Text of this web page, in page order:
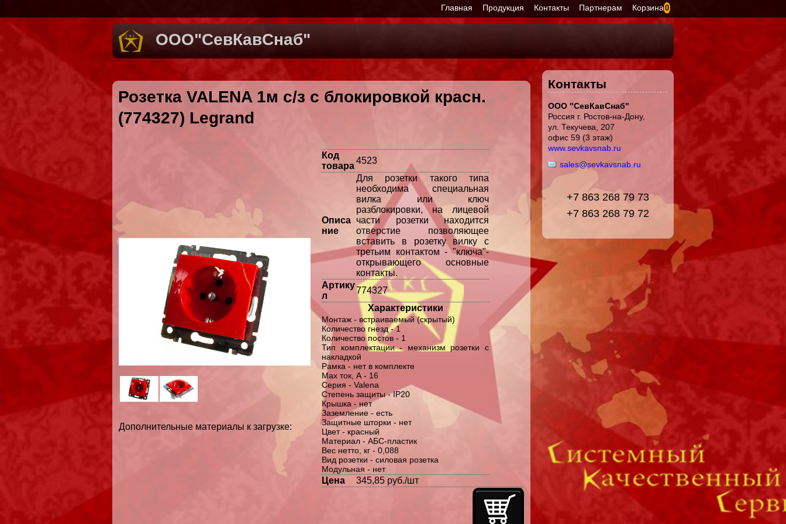
1 Главная Продукция Контакты Партнерам Корзина 0
ООО"СевКавСнаб"
Розетка VALENA 1м с/з с блокировкой красн.
(774327) Legrand
Дополнительные материалы к загрузке:
Код
товара
4523
Описа
ние
Для розетки такого типа
необходима специальная
вилка или ключ
разблокировки, на лицевой
части розетки находится
отверстие позволяющее
вставить в розетку вилку с
третьим контактом - "ключа"-
открывающего основные
контакты.
Артику
л
774327
Характеристики
Монтаж - встраиваемый (скрытый)
Количество гнезд - 1
Количество постов - 1
Тип комплектации - механизм розетки с
накладкой
Рамка - нет в комплекте
Max ток, А - 16
Серия - Valena
Степень защиты - IP20
Крышка - нет
Заземление - есть
Защитные шторки - нет
Цвет - красный
Материал - АБС-пластик
Вес нетто, кг - 0,088
Вид розетки - силовая розетка
Модульная - нет
Цена 345,85 руб./шт
Контакты
ООО "СевКавСнаб"
Россия г. Ростов-на-Дону,
ул. Текучева, 207
офис 59 (3 этаж)
www.sevkavsnab.ru
sales@sevkavsnab.ru
+7 863 268 79 73
+7 863 268 79 72